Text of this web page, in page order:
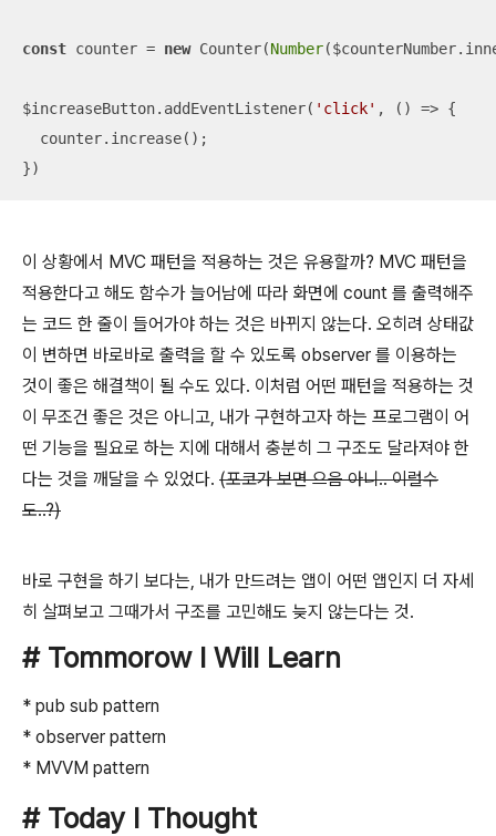
const counter = new Counter(Number
$increaseButton.addEventListener( 'click' , () => {
  counter.increase();
})
이 상황에서 MVC 패턴을 적용하는 것은 유용할까? MVC 패턴을
적용한다고 해도 함수가 늘어남에 따라 화면에 count 를 출력해주
는 코드 한 줄이 들어가야 하는 것은 바뀌지 않는다. 오히려 상태값
이 변하면 바로바로 출력을 할 수 있도록 observer 를 이용하는
것이 좋은 해결책이 될 수도 있다. 이처럼 어떤 패턴을 적용하는 것
이 무조건 좋은 것은 아니고, 내가 구현하고자 하는 프로그램이 어
떤 기능을 필요로 하는 지에 대해서 충분히 그 구조도 달라져야 한
다는 것을 깨달을 수 있었다. (포코가 보면 으음 아니.. 이럴수
도..?)
바로 구현을 하기 보다는, 내가 만드려는 앱이 어떤 앱인지 더 자세
히 살펴보고 그때가서 구조를 고민해도 늦지 않는다는 것.
# Tommorow I Will Learn
* pub sub pattern
* observer pattern
* MVVM pattern
# Today I Thought